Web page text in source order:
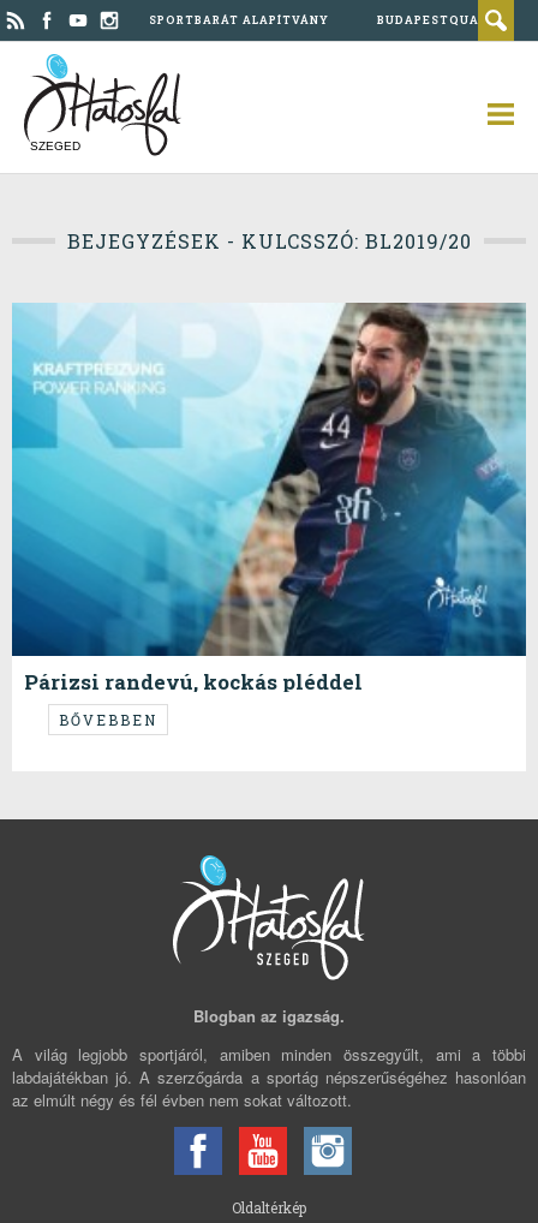
SPORTBARÁT ALAPÍTVÁNY BUDAPESTQUAD
SZEGED
BEJEGYZÉSEK - KULCSSZÓ: BL2019/20
Párizsi randevú, kockás pléddel
Már most kiderül a csoportelső az A-ban? Zár a C-D! Csak a B-ben
marad izgalom?
BŐVEBBEN
Blogban az igazság.
A világ legjobb sportjáról, amiben minden összegyűlt, ami a többi
labdajátékban jó. A szerzőgárda a sportág népszerűségéhez hasonlóan
az elmúlt négy és fél évben nem sokat változott.
Oldaltérkép